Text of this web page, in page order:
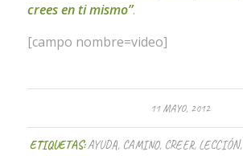
crees en ti mismo”.
[campo nombre=video]
11 MAYO, 2012
ETIQUETAS:AYUDA, CAMINO, CREER, LECCIÓN,